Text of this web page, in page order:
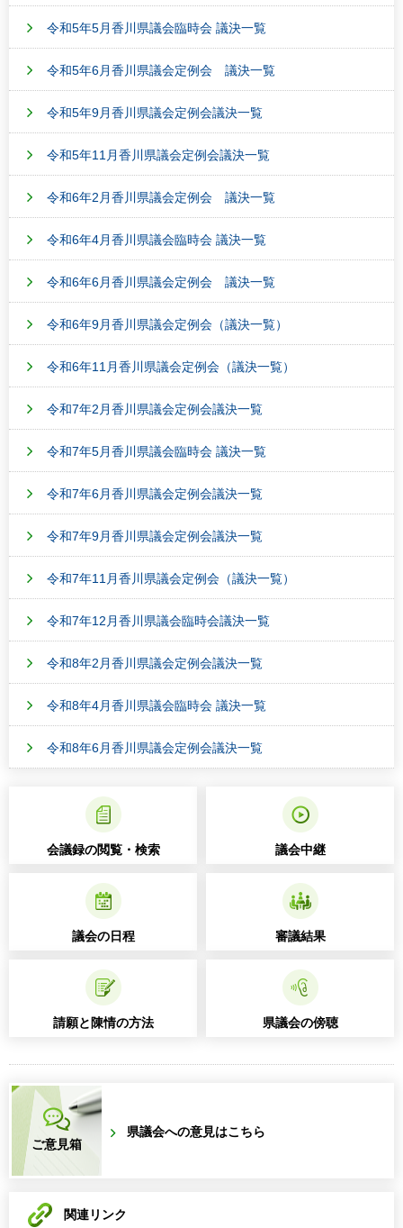
令和5年5月香川県議会臨時会 議決一覧
令和5年6月香川県議会定例会 議決一覧
令和5年9月香川県議会定例会議決一覧
令和5年11月香川県議会定例会議決一覧
令和6年2月香川県議会定例会 議決一覧
令和6年4月香川県議会臨時会 議決一覧
令和6年6月香川県議会定例会 議決一覧
令和6年9月香川県議会定例会（議決一覧）
令和6年11月香川県議会定例会（議決一覧）
令和7年2月香川県議会定例会議決一覧
令和7年5月香川県議会臨時会 議決一覧
令和7年6月香川県議会定例会議決一覧
令和7年9月香川県議会定例会議決一覧
令和7年11月香川県議会定例会（議決一覧）
令和7年12月香川県議会臨時会議決一覧
令和8年2月香川県議会定例会議決一覧
令和8年4月香川県議会臨時会 議決一覧
令和8年6月香川県議会定例会議決一覧
会議録の閲覧・検索 議会中継
議会の日程 審議結果
請願と陳情の方法 県議会の傍聴
ご意見箱
県議会への意見はこちら
関連リンク